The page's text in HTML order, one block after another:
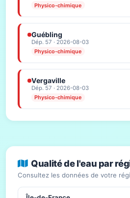
Physico-chimique
Guébling
Dép. 57 · 2026-08-03
Physico-chimique
Vergaville
Dép. 57 · 2026-08-03
Physico-chimique
Qualité de l'eau par
Consultez les données de votre